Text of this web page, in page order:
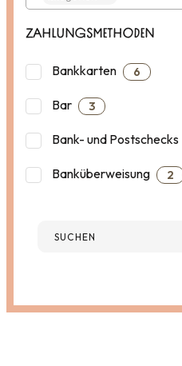
ZAHLUNGSMETHODEN
Bankkarten 6
Bar 3
Bank- und Postschecks
Banküberweisung 2